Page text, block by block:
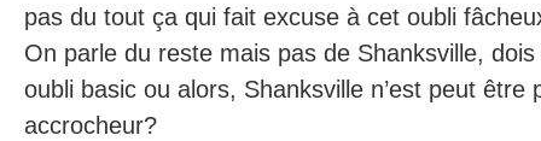
pas du tout ça qui fait excuse à cet oubli
On parle du reste mais pas de Shanksville, dois
oubli basic ou alors, Shanksville n’est peut
accrocheur?